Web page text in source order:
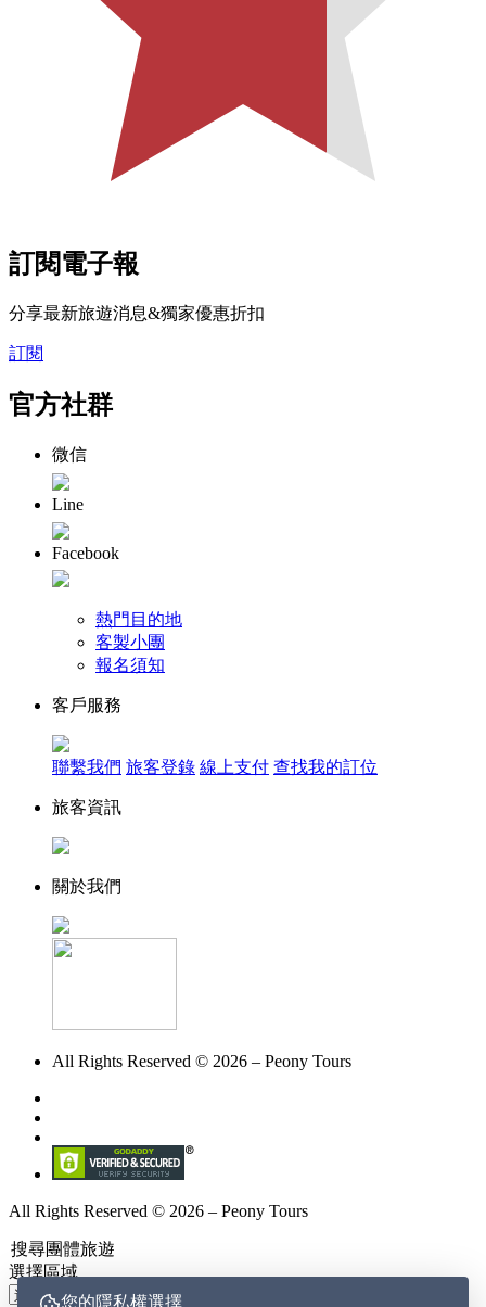
訂閱電子報
分享最新旅遊消息&獨家優惠折扣
訂閱
官方社群
微信
Line
Facebook
熱門目的地
客製小團
報名須知
客戶服務
聯繫我們 旅客登錄 線上支付 查找我的訂位
旅客資訊
關於我們
All Rights Reserved © 2026 – Peony Tours
All Rights Reserved © 2026 – Peony Tours
搜尋團體旅遊
選擇區域
您的隱私權選擇